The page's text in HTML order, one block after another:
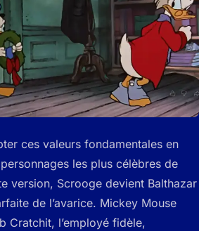
ces valeurs fondamentales en
les plus célèbres de
version, Scrooge devient Balthazar
de l’avarice. Mickey Mouse
Cratchit, l’employé fidèle,